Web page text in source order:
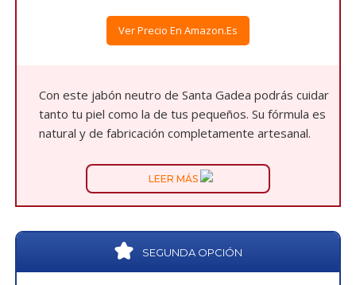
Ver Precio En Amazon.es
Con este jabón neutro de Santa Gadea podrás cuidar
tanto tu piel como la de tus pequeños. Su fórmula es
natural y de fabricación completamente artesanal.
LEER MÁS
SEGUNDA OPCIÓN